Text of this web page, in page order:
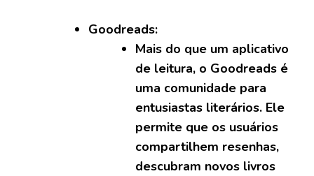
Goodreads:
Mais do que um aplicativo
de leitura, o Goodreads é
uma comunidade para
entusiastas literários. Ele
permite que os usuários
compartilhem resenhas,
descubram novos livros